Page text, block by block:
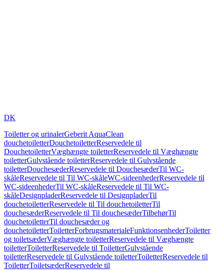
DK
Toiletter og urinalerGeberit AquaClean
douchetoiletterDouchetoiletterReservedele til
DouchetoiletterVæghængte toiletterReservedele til Væghængte
toiletterGulvstående toiletterReservedele til Gulvstående
toiletterDouchesæderReservedele til DouchesæderTil WC-
skåleReservedele til Til WC-skåleWC-sideenhederReservedele til
WC-sideenhederTil WC-skåleReservedele til Til WC-
skåleDesignpladerReservedele til DesignpladerTil
douchetoiletterReservedele til Til douchetoiletterTil
douchesæderReservedele til Til douchesæderTilbehørTil
douchetoiletterTil douchesæder og
douchetoiletterToiletterForbrugsmaterialeFunktionsenhederToiletter
og toiletsæderVæghængte toiletterReservedele til Væghængte
toiletterToiletterReservedele til ToiletterGulvstående
toiletterReservedele til Gulvstående toiletterToiletterReservedele til
ToiletterToiletsæderReservedele til